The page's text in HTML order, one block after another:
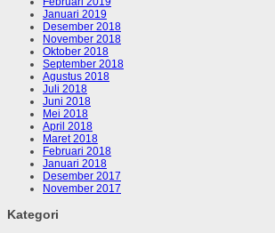
Januari 2019
Desember 2018
November 2018
Oktober 2018
September 2018
Agustus 2018
Juli 2018
Juni 2018
Mei 2018
April 2018
Maret 2018
Februari 2018
Januari 2018
Desember 2017
November 2017
Kategori